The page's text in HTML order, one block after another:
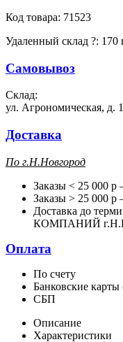
Код товара: 71523
Удаленный склад ?: 170
Самовывоз
Склад:
ул. Агрономическая, д.
Доставка
По г.Н.Новгород
Заказы < 25 000 р
Заказы > 25 000 р
Доставка до
КОМПАНИЙ
Оплата
По счету
Банковские карты
СБП
Описание
Характеристики